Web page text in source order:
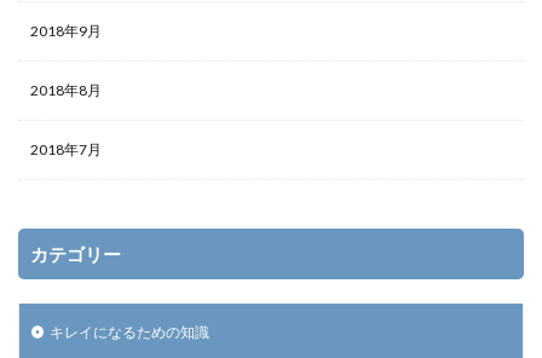
2018年9月
2018年8月
2018年7月
カテゴリー
キレイになるための知識